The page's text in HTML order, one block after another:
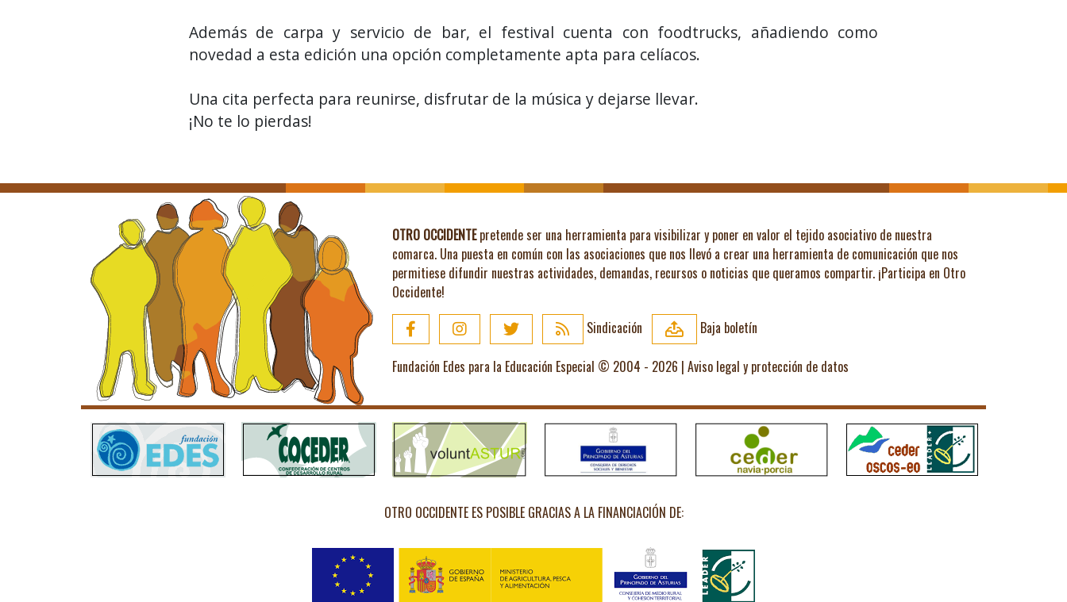
Además de carpa y servicio de bar, el festival cuenta con foodtrucks, añadiendo como
novedad a esta edición una opción completamente apta para celíacos.
Una cita perfecta para reunirse, disfrutar de la música y dejarse llevar.
¡No te lo pierdas!
OTRO OCCIDENTEpretende ser una herramienta para visibilizar y poner en valor el tejido asociativo de nuestra
comarca. Una puesta en común con las asociaciones que nos llevó a crear una herramienta de comunicación que nos
permitiese difundir nuestras actividades, demandas, recursos o noticias que queramos compartir. ¡Participa en Otro
Occidente!
Sindicación
Baja boletín
Fundación Edes para la Educación Especial © 2004 - 2026 | Aviso legal y protección de datos
OTRO OCCIDENTE ES POSIBLE GRACIAS A LA FINANCIACIÓN DE: